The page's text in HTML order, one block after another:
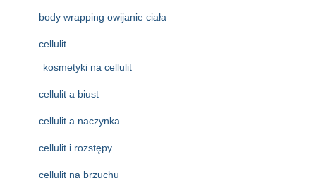
body wrapping owijanie ciała
cellulit
kosmetyki na cellulit
cellulit a biust
cellulit a naczynka
cellulit i rozstępy
cellulit na brzuchu